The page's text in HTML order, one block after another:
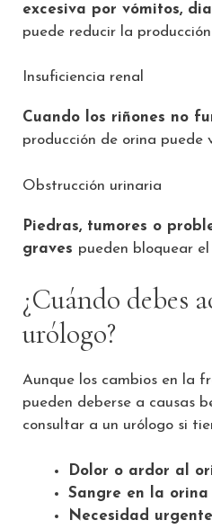
excesiva por vómitos,
puede reducir la
Insuficiencia renal
Cuando los riñones no
producción de orina puede
Obstrucción urinaria
Piedras, tumores o
graves pueden bloquear
¿Cuándo debes
urólogo?
Aunque los cambios en la
pueden deberse a causas
consultar a un urólogo si
Dolor o ardor al
Sangre en la orina
Necesidad